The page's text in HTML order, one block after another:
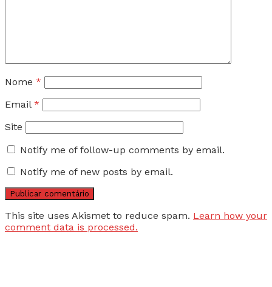
Nome *
Email *
Site
Notify me of follow-up comments by email.
Notify me of new posts by email.
This site uses Akismet to reduce spam. Learn how your
comment data is processed.